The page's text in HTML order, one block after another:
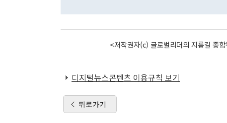
<저작권자(c) 글로벌리더의 지름길 종
디지털뉴스콘텐츠 이용규칙 보기
뒤로가기